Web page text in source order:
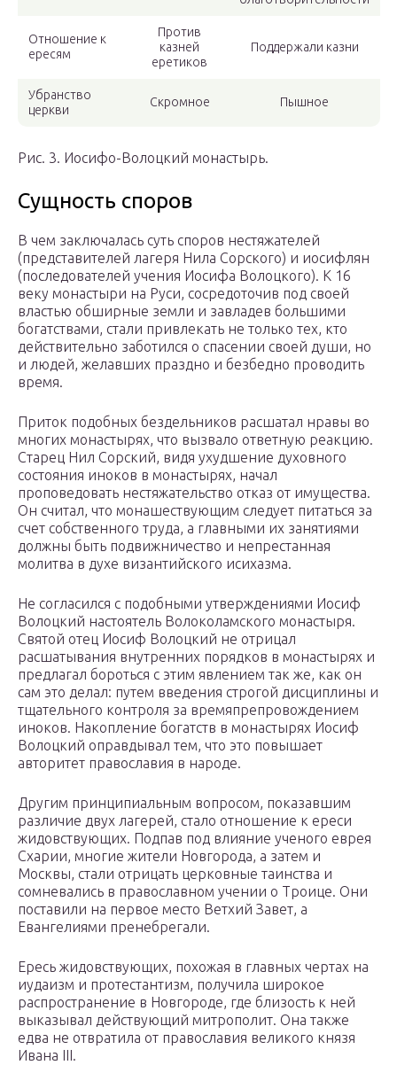
Отношение к
ересям
Против
казней
еретиков
Поддержали казни
Убранство
церкви
Скромное Пышное
Рис. 3. Иосифо-Волоцкий монастырь.
Сущность споров
В чем заключалась суть споров нестяжателей
(представителей лагеря Нила Сорского) и иосифлян
(последователей учения Иосифа Волоцкого). К 16
веку монастыри на Руси, сосредоточив под своей
властью обширные земли и завладев большими
богатствами, стали привлекать не только тех, кто
действительно заботился о спасении своей души, но
и людей, желавших праздно и безбедно проводить
время.
Приток подобных бездельников расшатал нравы во
многих монастырях, что вызвало ответную реакцию.
Старец Нил Сорский, видя ухудшение духовного
состояния иноков в монастырях, начал
проповедовать нестяжательство отказ от имущества.
Он считал, что монашествующим следует питаться за
счет собственного труда, а главными их занятиями
должны быть подвижничество и непрестанная
молитва в духе византийского исихазма.
Не согласился с подобными утверждениями Иосиф
Волоцкий настоятель Волоколамского монастыря.
Святой отец Иосиф Волоцкий не отрицал
расшатывания внутренних порядков в монастырях и
предлагал бороться с этим явлением так же, как он
сам это делал: путем введения строгой дисциплины и
тщательного контроля за времяпрепровождением
иноков. Накопление богатств в монастырях Иосиф
Волоцкий оправдывал тем, что это повышает
авторитет православия в народе.
Другим принципиальным вопросом, показавшим
различие двух лагерей, стало отношение к ереси
жидовствующих. Подпав под влияние ученого еврея
Схарии, многие жители Новгорода, а затем и
Москвы, стали отрицать церковные таинства и
сомневались в православном учении о Троице. Они
поставили на первое место Ветхий Завет, а
Евангелиями пренебрегали.
Ересь жидовствующих, похожая в главных чертах на
иудаизм и протестантизм, получила широкое
распространение в Новгороде, где близость к ней
выказывал действующий митрополит. Она также
едва не отвратила от православия великого князя
Ивана III.